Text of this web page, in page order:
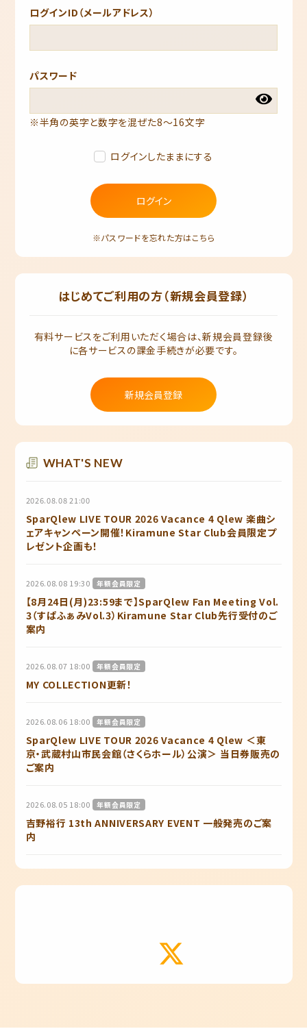
ログインID（メールアドレス）
パスワード
※半角の英字と数字を混ぜた8～16文字
ログインしたままにする
ログイン
※パスワードを忘れた方はこちら
はじめてご利用の方（新規会員登録）
有料サービスをご利用いただく場合は、新規会員登録後
に各サービスの課金手続きが必要です。
新規会員登録
WHAT'S NEW
2026.08.08 21:00
SparQlew LIVE TOUR 2026 Vacance 4 Qlew 楽曲シ
ェアキャンペーン開催！Kiramune Star Club会員限定プ
レゼント企画も！
2026.08.08 19:30 年額会員限定
【8月24日(月)23:59まで】SparQlew Fan Meeting Vol.
3（すぱふぁみVol.3）Kiramune Star Club先行受付のご
案内
2026.08.07 18:00 年額会員限定
MY COLLECTION更新！
2026.08.06 18:00 年額会員限定
SparQlew LIVE TOUR 2026 Vacance 4 Qlew ＜東
京・武蔵村山市民会館（さくらホール）公演＞ 当日券販売の
ご案内
2026.08.05 18:00 年額会員限定
吉野裕行 13th ANNIVERSARY EVENT 一般発売のご案
内